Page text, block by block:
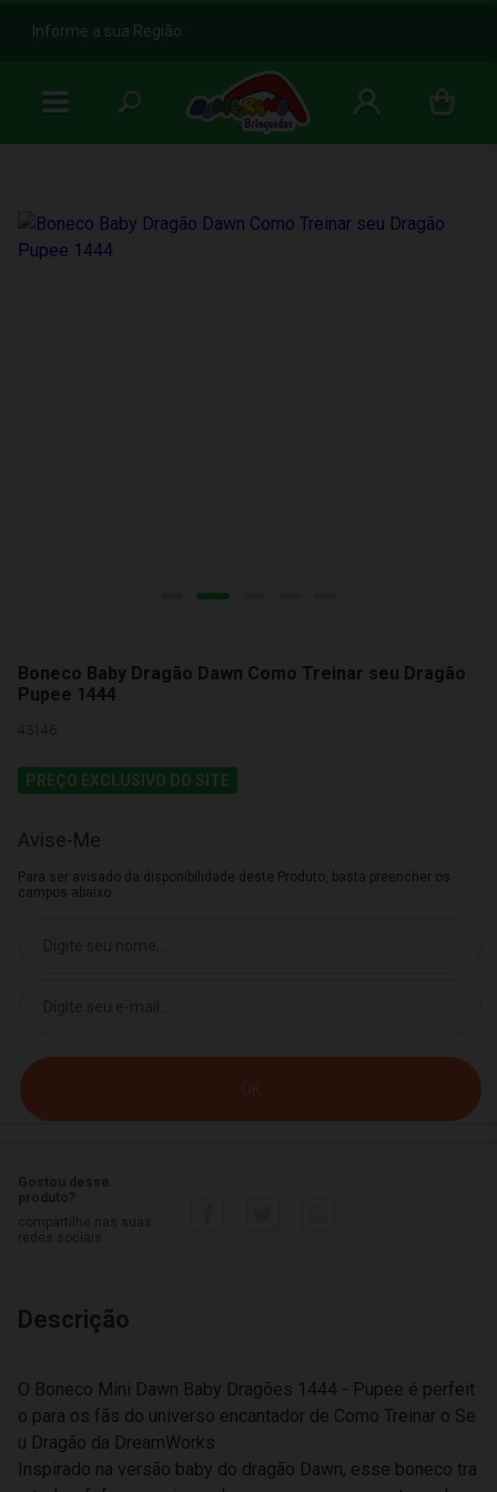
b
Informe a sua Região
Boneco Baby Dragão Dawn Como Treinar seu Dragão
Pupee 1444
43146
PREÇO EXCLUSIVO DO SITE
Avise-Me
Para ser avisado da disponibilidade deste Produto, basta preencher os
campos abaixo.
Descrição
O Boneco Mini Dawn Baby Dragões 1444 - Pupee é perfeit
o para os fãs do universo encantador de Como Treinar o Se
u Dragão da DreamWorks.
Inspirado na versão baby do dragão Dawn, esse boneco tra